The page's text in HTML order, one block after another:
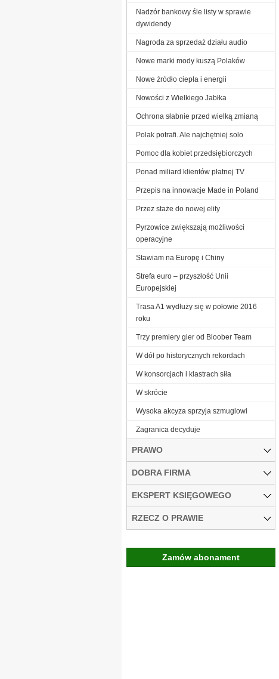
Nadzór bankowy śle listy w sprawie
dywidendy
Nagroda za sprzedaż działu audio
Nowe marki mody kuszą Polaków
Nowe źródło ciepła i energii
Nowości z Wielkiego Jabłka
Ochrona słabnie przed wielką zmianą
Polak potrafi. Ale najchętniej solo
Pomoc dla kobiet przedsiębiorczych
Ponad miliard klientów płatnej TV
Przepis na innowacje Made in Poland
Przez staże do nowej elity
Pyrzowice zwiększają możliwości
operacyjne
Stawiam na Europę i Chiny
Strefa euro – przyszłość Unii
Europejskiej
Trasa A1 wydłuży się w połowie 2016
roku
Trzy premiery gier od Bloober Team
W dół po historycznych rekordach
W konsorcjach i klastrach siła
W skrócie
Wysoka akcyza sprzyja szmuglowi
Zagranica decyduje
PRAWO
DOBRA FIRMA
EKSPERT KSIĘGOWEGO
RZECZ O PRAWIE
Zamów abonament